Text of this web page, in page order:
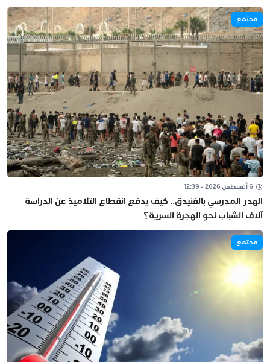
مجتمع
6 أغسطس 2026 - 12:39
الهدر المدرسي بالفنيدق.. كيف يدفع انقطاع التلاميذ عن الدراسة
آلاف الشباب نحو الهجرة السرية؟
مجتمع